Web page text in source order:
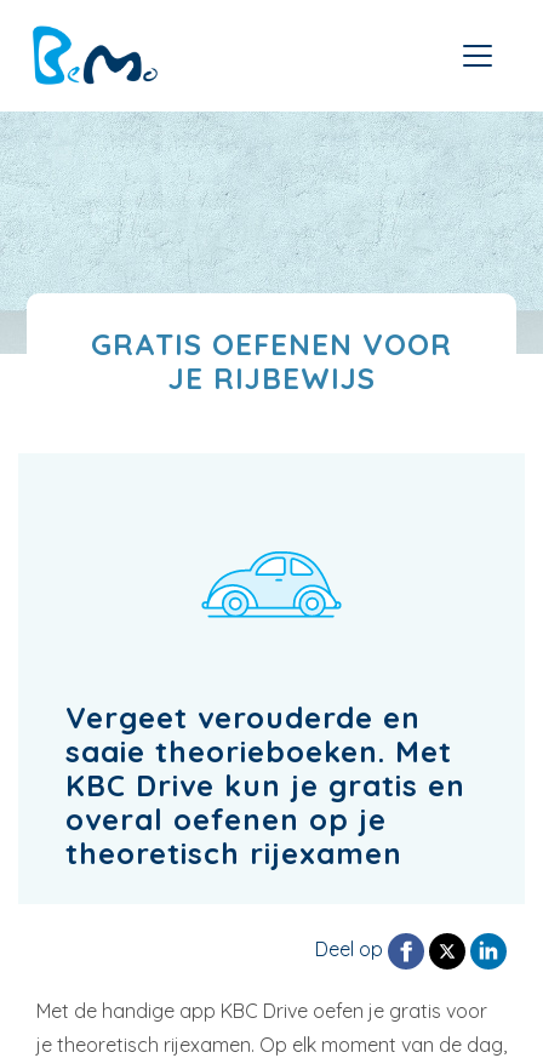
GRATIS OEFENEN VOOR
JE RIJBEWIJS
Vergeet verouderde en
saaie theorieboeken. Met
KBC Drive kun je gratis en
overal oefenen op je
theoretisch rijexamen
Deel op
Met de handige app KBC Drive oefen je gratis voor
je theoretisch rijexamen. Op elk moment van de dag,